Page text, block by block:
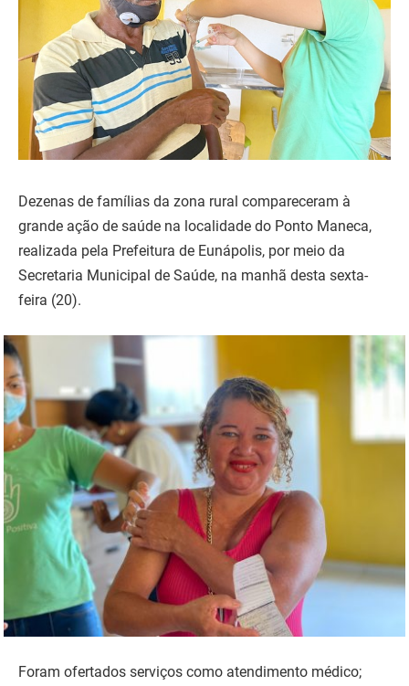
Dezenas de famílias da zona rural compareceram à
grande ação de saúde na localidade do Ponto Maneca,
realizada pela Prefeitura de Eunápolis, por meio da
Secretaria Municipal de Saúde, na manhã desta sexta-
feira (20).
Foram ofertados serviços como atendimento médico;